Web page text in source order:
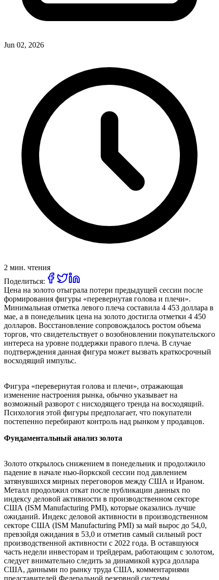
Jun 02, 2026
2 мин. чтения
Поделиться:
Цена на золото отыграла потери предыдущей сессии после
формирования фигуры «перевернутая голова и плечи».
Минимальная отметка левого плеча составила 4 453 доллара в
мае, а в понедельник цена на золото достигла отметки 4 450
долларов. Восстановление сопровождалось ростом объема
торгов, что свидетельствует о возобновлении покупательского
интереса на уровне поддержки правого плеча. В случае
подтверждения данная фигура может вызвать краткосрочный
восходящий импульс.
Фигура «перевернутая голова и плечи», отражающая
изменение настроения рынка, обычно указывает на
возможный разворот с нисходящего тренда на восходящий.
Психология этой фигуры предполагает, что покупатели
постепенно перебирают контроль над рынком у продавцов.
Фундаментальный анализ золота
Золото открылось снижением в понедельник и продолжило
падение в начале нью-йоркской сессии под давлением
затянувшихся мирных переговоров между США и Ираном.
Металл продолжил откат после публикации данных по
индексу деловой активности в производственном секторе
США (ISM Manufacturing PMI), которые оказались лучше
ожиданий. Индекс деловой активности в производственном
секторе США (ISM Manufacturing PMI) за май вырос до 54,0,
превзойдя ожидания в 53,0 и отметив самый сильный рост
производственной активности с 2022 года. В оставшуюся
часть недели инвесторам и трейдерам, работающим с золотом,
следует внимательно следить за динамикой курса доллара
США, данными по рынку труда США, комментариями
представителей Федеральной резервной системы,